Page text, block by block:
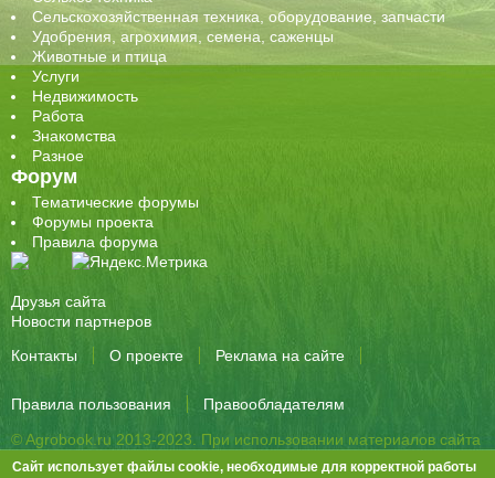
Сельскохозяйственная техника, оборудование, запчасти
Удобрения, агрохимия, семена, саженцы
Животные и птица
Услуги
Недвижимость
Работа
Знакомства
Разное
Форум
Тематические форумы
Форумы проекта
Правила форума
Друзья сайта
Новости партнеров
Контакты
О проекте Реклама на сайте
Правила пользования
Правообладателям
© Agrobook.ru 2013-2023. При использовании материалов сайта
активная ссылка на публикацию обязательна.
Сайт использует файлы cookie, необходимые для корректной работы